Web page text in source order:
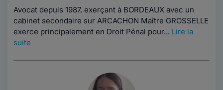
Avocat depuis 1987, exerçant à BORDEAUX avec un
cabinet secondaire sur ARCACHON Maître GROSSELLE
exerce principalement en Droit Pénal pour... Lire la
suite